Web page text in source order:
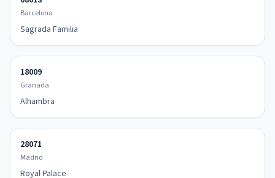
Barcelona
Sagrada Familia
18009
Granada
Alhambra
28071
Madrid
Royal Palace